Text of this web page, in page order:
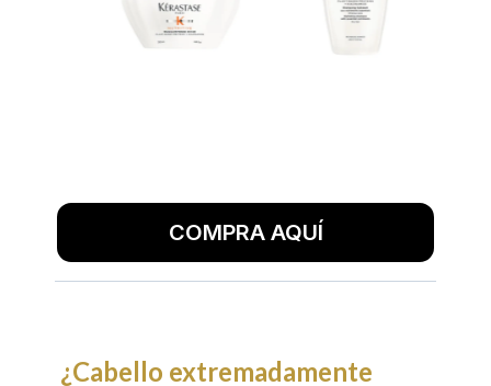
COMPRA AQUÍ
¿Cabello extremadamente